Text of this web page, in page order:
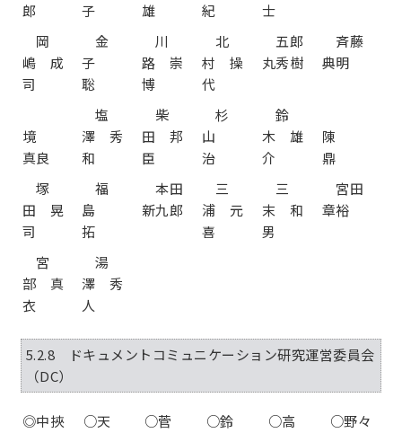
郎
子
雄
紀
士
岡
嶋 成
司
金
子
聡
川
路 崇
博
北
村 操
代
五郎
丸秀樹
斉藤
典明
境
真良
塩
澤 秀
和
柴
田 邦
臣
杉
山
治
鈴
木 雄
介
陳
鼎
塚
田 晃
司
福
島
拓
本田
新九郎
三
浦 元
喜
三
末 和
男
宮田
章裕
宮
部 真
衣
湯
澤 秀
人
5.2.8 ドキュメントコミュニケーション研究運営委員会
（DC）
◎中挾 ○天 ○菅 ○鈴 ○高 ○野々